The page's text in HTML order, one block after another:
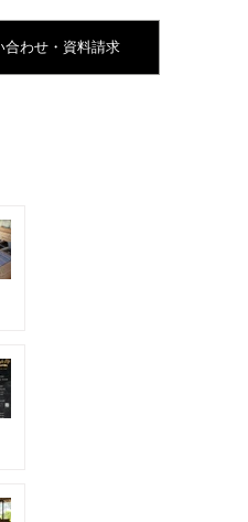
合わせ・資料請求